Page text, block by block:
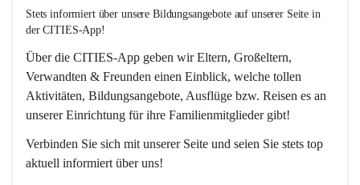
Stets informiert über unsere Bildungsangebote auf unserer Seite in
der CITIES-App!
Über die CITIES-App geben wir Eltern, Großeltern,
Verwandten & Freunden einen Einblick, welche tollen
Aktivitäten, Bildungsangebote, Ausflüge bzw. Reisen es an
unserer Einrichtung für ihre Familienmitglieder gibt!
Verbinden Sie sich mit unserer Seite und seien Sie stets top
aktuell informiert über uns!